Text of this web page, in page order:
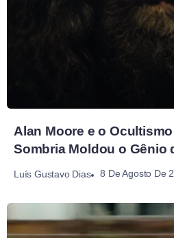
Alan Moore e o
Sombria Moldou o Gênio
Luís Gustavo Dias 8 De Agosto De